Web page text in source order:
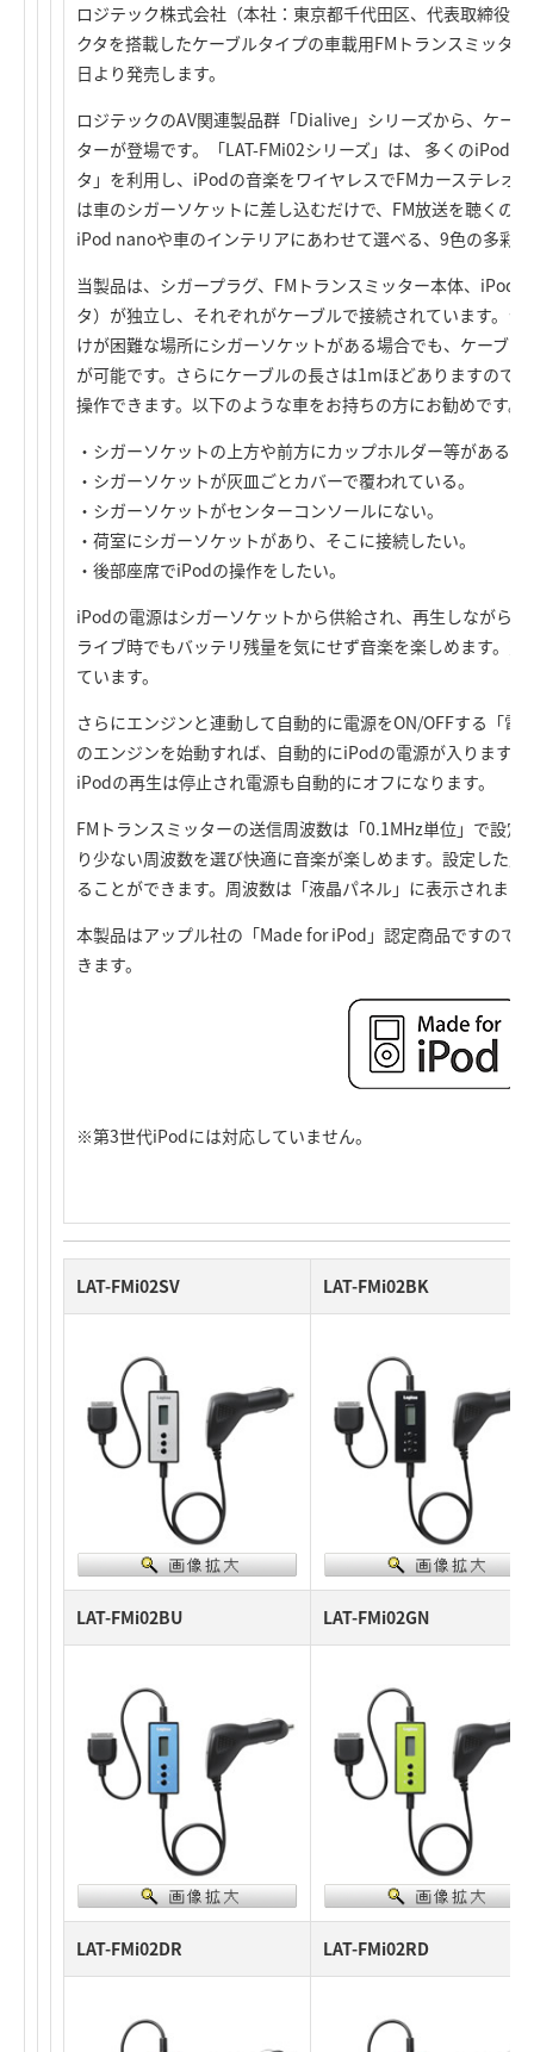
ロジテック株式会社（本社：東京都千代田区、代表取締役
クタを搭載したケーブルタイプの車載用FMトランスミッタ
日より発売します。
ロジテックのAV関連製品群「Dialive」シリーズから、ケー
ターが登場です。「LAT-FMi02シリーズ」は、 多くのiPod
タ」を利用し、iPodの音楽をワイヤレスでFMカーステレオ
は車のシガーソケットに差し込むだけで、FM放送を聴くの
iPod nanoや車のインテリアにあわせて選べる、9色の多彩
当製品は、シガープラグ、FMトランスミッター本体、iPod
タ）が独立し、それぞれがケーブルで接続されています。
けが困難な場所にシガーソケットがある場合でも、ケーブ
が可能です。さらにケーブルの長さは1mほどありますので
操作できます。以下のような車をお持ちの方にお勧めです。
・シガーソケットの上方や前方にカップホルダー等がある。
・シガーソケットが灰皿ごとカバーで覆われている。
・シガーソケットがセンターコンソールにない。
・荷室にシガーソケットがあり、そこに接続したい。
・後部座席でiPodの操作をしたい。
iPodの電源はシガーソケットから供給され、再生しながら
ライブ時でもバッテリ残量を気にせず音楽を楽しめます。
ています。
さらにエンジンと連動して自動的に電源をON/OFFする「電
のエンジンを始動すれば、自動的にiPodの電源が入ります
iPodの再生は停止され電源も自動的にオフになります。
FMトランスミッターの送信周波数は「0.1MHz単位」で設定
り少ない周波数を選び快適に音楽が楽しめます。設定した
ることができます。周波数は「液晶パネル」に表示されま
本製品はアップル社の「Made for iPod」認定商品ですので
きます。
※第3世代iPodには対応していません。
LAT-FMi02SV LAT-FMi02BK
LAT-FMi02BU LAT-FMi02GN
LAT-FMi02DR LAT-FMi02RD